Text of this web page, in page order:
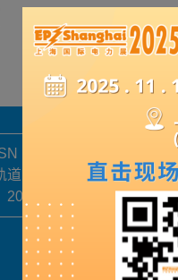
1672-7533）由国铁
交通协会技术装备专
年，杂志入选RCCSE
展